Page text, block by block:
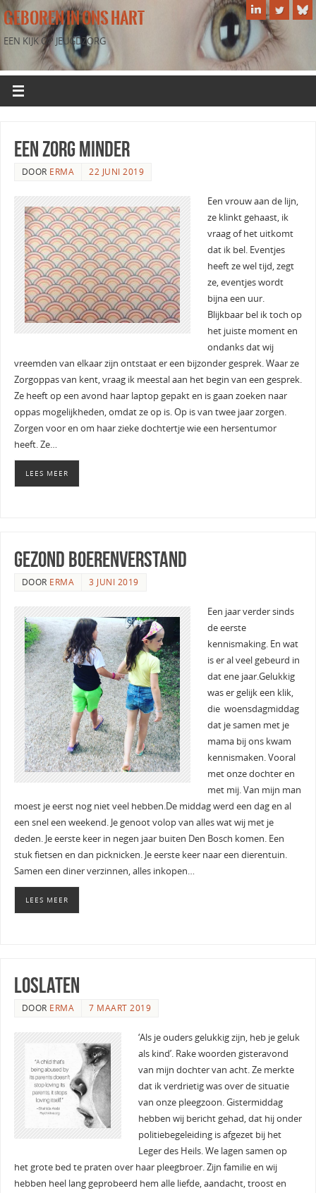
GEBOREN IN ONS HART
EEN KIJK OP JEUGDZORG
een zorg minder
DOOR ERMA 22 JUNI 2019
Een vrouw aan de lijn,
ze klinkt gehaast, ik
vraag of het uitkomt
dat ik bel. Eventjes
heeft ze wel tijd, zegt
ze, eventjes wordt
bijna een uur.
Blijkbaar bel ik toch op
het juiste moment en
ondanks dat wij
vreemden van elkaar zijn ontstaat er een bijzonder gesprek. Waar ze
Zorgoppas van kent, vraag ik meestal aan het begin van een gesprek.
Ze heeft op een avond haar laptop gepakt en is gaan zoeken naar
oppas mogelijkheden, omdat ze op is. Op is van twee jaar zorgen.
Zorgen voor en om haar zieke dochtertje wie een hersentumor
heeft. Ze…
LEES MEER
gezond boerenverstand
DOOR ERMA 3 JUNI 2019
Een jaar verder sinds
de eerste
kennismaking. En wat
is er al veel gebeurd in
dat ene jaar.Gelukkig
was er gelijk een klik,
die woensdagmiddag
dat je samen met je
mama bij ons kwam
kennismaken. Vooral
met onze dochter en
met mij. Van mijn man
moest je eerst nog niet veel hebben.De middag werd een dag en al
een snel een weekend. Je genoot volop van alles wat wij met je
deden. Je eerste keer in negen jaar buiten Den Bosch komen. Een
stuk fietsen en dan picknicken. Je eerste keer naar een dierentuin.
Samen een diner verzinnen, alles inkopen…
LEES MEER
loslaten
DOOR ERMA 7 MAART 2019
‘Als je ouders gelukkig zijn, heb je geluk
als kind’. Rake woorden gisteravond
van mijn dochter van acht. Ze merkte
dat ik verdrietig was over de situatie
van onze pleegzoon. Gistermiddag
hebben wij bericht gehad, dat hij onder
politiebegeleiding is afgezet bij het
Leger des Heils. We lagen samen op
het grote bed te praten over haar pleegbroer. Zijn familie en wij
hebben heel lang geprobeerd hem alle liefde, aandacht, troost en